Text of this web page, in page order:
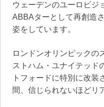
ウェーデンのユーロビジ
ABBAターとして再創造
姿をしています。
ロンドンオリンピックの
ストハム・ユナイテッド
トフォードに特別に改装
間、信じられないほどリ